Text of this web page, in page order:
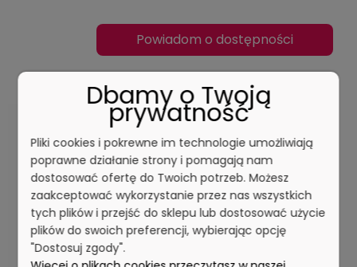
Powiadom o dostępności
Dbamy o Twoją
prywatność
Pliki cookies i pokrewne im technologie umożliwiają
poprawne działanie strony i pomagają nam
dostosować ofertę do Twoich potrzeb. Możesz
zaakceptować wykorzystanie przez nas wszystkich
tych plików i przejść do sklepu lub dostosować użycie
plików do swoich preferencji, wybierając opcję
"Dostosuj zgody".